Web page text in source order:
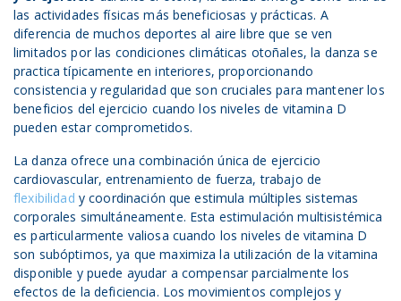
las actividades físicas más beneficiosas y prácticas. A
diferencia de muchos deportes al aire libre que se ven
limitados por las condiciones climáticas otoñales, la danza se
practica típicamente en interiores, proporcionando
consistencia y regularidad que son cruciales para mantener los
beneficios del ejercicio cuando los niveles de vitamina D
pueden estar comprometidos.
La danza ofrece una combinación única de ejercicio
cardiovascular, entrenamiento de fuerza, trabajo de
flexibilidad y coordinación que estimula múltiples sistemas
corporales simultáneamente. Esta estimulación multisistémica
es particularmente valiosa cuando los niveles de vitamina D
son subóptimos, ya que maximiza la utilización de la vitamina
disponible y puede ayudar a compensar parcialmente los
efectos de la deficiencia. Los movimientos complejos y